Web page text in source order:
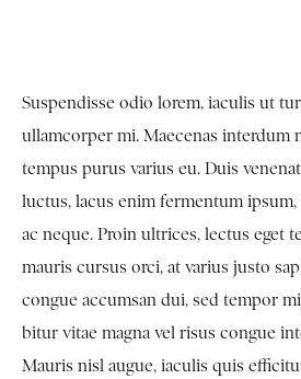
Suspendisse odio lorem, iaculis ut
ullamcorper mi. Maecenas interdum
tempus purus varius eu. Duis
luctus, lacus enim fermentum
ac neque. Proin ultrices, lectus eget
mauris cursus orci, at varius justo
congue accumsan dui, sed tempor
bitur vitae magna vel risus congue
Mauris nisl augue, iaculis quis